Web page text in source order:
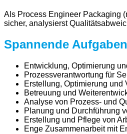
Als Process Engineer Packaging
sicher, analysierst
Spannende
Entwicklung, Optimierung
Prozessverantwortung für
Erstellung, Optimierung und
Betreuung und
Analyse von Prozess- und
Planung und Durchführung
Erstellung und Pflege von
Enge Zusammenarbeit mit